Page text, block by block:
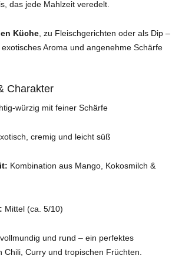
das jede Mahlzeit veredelt.
Küche, zu Fleischgerichten oder als Dip –
Aroma und angenehme Schärfe
Charakter
würzig mit feiner Schärfe
cremig und leicht süß
Kombination aus Mango, Kokosmilch &
Mittel (ca. 5/10)
und rund – ein perfektes
Chili, Curry und tropischen Früchten.